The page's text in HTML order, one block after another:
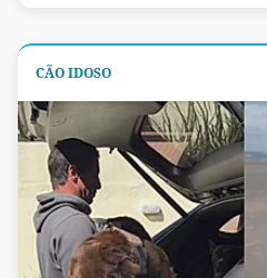
CÃO IDOSO